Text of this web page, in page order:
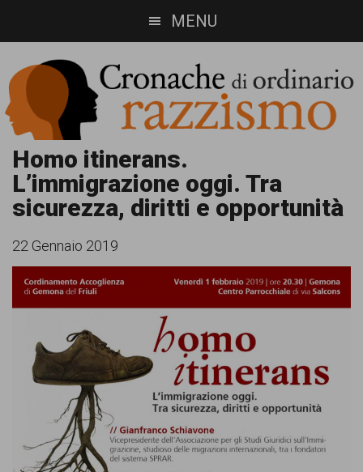
to
main
content
to
footer
MENU
Cronache
di
ordinario
razzismo
Cronachediordinariorazzismo.org
un
sito
informazione,
comunicazione
specificamente
dedicato
Homo itinerans.
L’immigrazione oggi. Tra
sicurezza, diritti e opportunità
22 Gennaio 2019